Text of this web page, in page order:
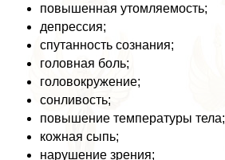
повышенная утомляемость;
депрессия;
спyтaнность сознания;
головная боль;
головокружение;
сонливость;
повышение температуры тела;
кожная сыпь;
нарушение зрения;